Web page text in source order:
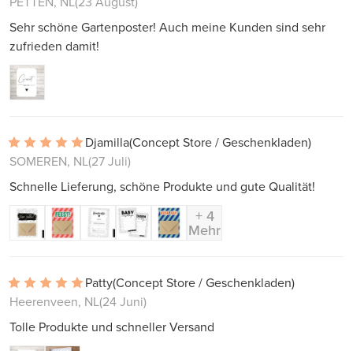
Sehr schöne Gartenposter! Auch meine Kunden sind sehr
zufrieden damit!
Djamilla(Concept Store / Geschenkladen)
SOMEREN, NL(27 Juli)
Schnelle Lieferung, schöne Produkte und gute Qualität!
+ 4
Mehr
Patty(Concept Store / Geschenkladen)
Heerenveen, NL(24 Juni)
Tolle Produkte und schneller Versand